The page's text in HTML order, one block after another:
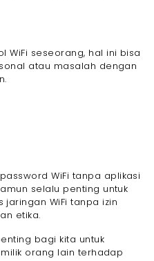
WiFi seseorang, hal ini bisa
atau masalah dengan
WiFi tanpa aplikasi
selalu penting untuk
WiFi tanpa izin
etika.
bagi kita untuk
orang lain terhadap